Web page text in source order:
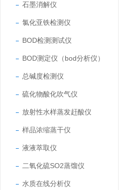
石墨消解仪
氯化亚铁检测仪
BOD检测测试仪
BOD测定仪（bod分析仪）
总碱度检测仪
硫化物酸化吹气仪
放射性水样蒸发赶酸仪
样品浓缩蒸干仪
液液萃取仪
二氧化硫SO2蒸馏仪
水质在线分析仪